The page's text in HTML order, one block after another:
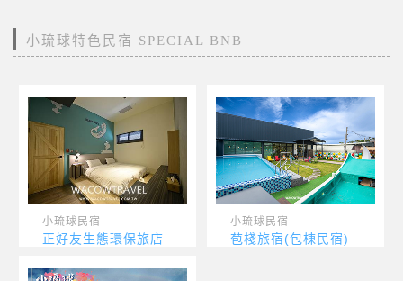
小琉球特色民宿 SPECIAL BNB
小琉球民宿
正好友生態環保旅店
小琉球民宿
苞棧旅宿(包棟民宿)